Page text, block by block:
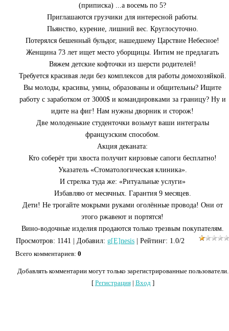
(приписка) ...а восемь по 5?
Приглашаются грузчики для интересной работы.
Пьянство, курение, лишний вес. Круглосуточно.
Потерялся бешенный бульдог, нашедшему Царствие Небесное!
Женщина 73 лет ищет место уборщицы. Интим не предлагать
Вяжем детcкие кофточки из шерсти родителей!
Требуется красивая леди без комплексов для работы домохозяйкой.
Вы молоды, красивы, умны, образованы и общительны? Ищите
работу с заработком от 3000$ и командировками за границу? Ну и
идите на фиг! Нам нужны дворник и сторож!
Две молоденькие студенточки возьмут ваши интегралы
французским способом.
Акция деканата:
Кто соберёт три хвоста получит кирзовые сапоги бесплатно!
Указатель «Стоматологическая клиника».
И стрелка туда же: «Ритуальные услуги»
Избавляю от месячных. Гарантия 9 месяцев.
Дети! Не трогайте мокрыми руками оголённые провода! Они от
этого ржавеют и портятся!
Вино-водочные изделия продаются только трезвым покупателям.
Просмотров: 1141 | Добавил: g[E]nesis Рейтинг: 1.0/2
Всего комментариев: 0
Добавлять комментарии могут только зарегистрированные пользователи.
[ Регистрация| Вход]